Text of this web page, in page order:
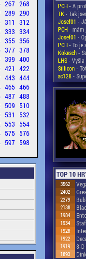
267 268
289 290
311 312
333 334
355 356
377 378
399 400
421 422
443 444
465 466
487 488
509 510
531 532
553 554
575 576
597 598
PCH- A
TK- Tak
Josef01 -
PCH- mám
Josef01 -
PCH- To je
Kokesch-
LHS- Vyšla
Sillicon-
sc128-
TOP 10
3562
2402
2279
2138
1984
1934
1928
1922
1919 3-
1893